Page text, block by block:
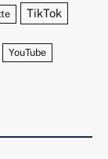
TikTok
YouTube